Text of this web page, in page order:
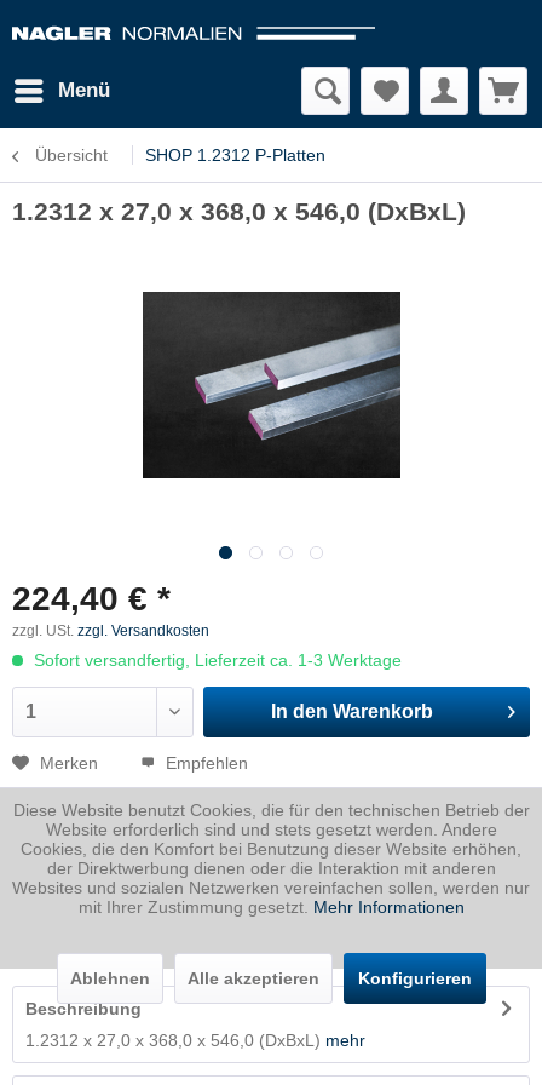
Menü
Übersicht SHOP 1.2312 P-Platten
1.2312 x 27,0 x 368,0 x 546,0 (DxBxL)
224,40 € *
zzgl. USt. zzgl. Versandkosten
Sofort versandfertig, Lieferzeit ca. 1-3 Werktage
In den Warenkorb
Merken Empfehlen
Artikel-Nr.: 2312027036800546P
Dicke
27 mm
Breite
368 mm
546 mm
Gewicht 42.59Kg
Beschreibung
1.2312 x 27,0 x 368,0 x 546,0 (DxBxL) mehr
Diese Website benutzt Cookies, die für den technischen Betrieb der
Website erforderlich sind und stets gesetzt werden. Andere
Cookies, die den Komfort bei Benutzung dieser Website erhöhen,
der Direktwerbung dienen oder die Interaktion mit anderen
Websites und sozialen Netzwerken vereinfachen sollen, werden nur
mit Ihrer Zustimmung gesetzt. Mehr Informationen
Ablehnen Alle akzeptieren Konfigurieren